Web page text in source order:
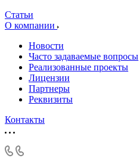
Статьи
О компании
Новости
Часто задаваемые вопросы
Реализованные проекты
Лицензии
Партнеры
Реквизиты
Контакты